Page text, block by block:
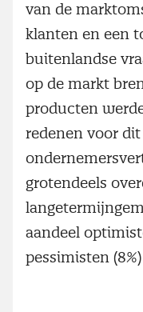
van de
klanten en een
buitenlandse
op de markt
producten
redenen voor
grotendeels
aandeel
pessimisten